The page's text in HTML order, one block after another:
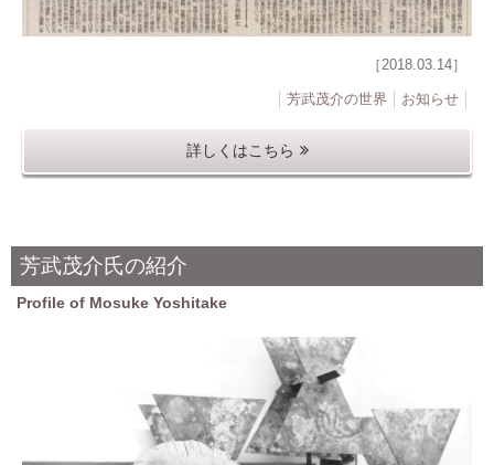
［2018.03.14］
芳武茂介の世界 お知らせ
詳しくはこちら
芳武茂介氏の紹介
Profile of Mosuke Yoshitake